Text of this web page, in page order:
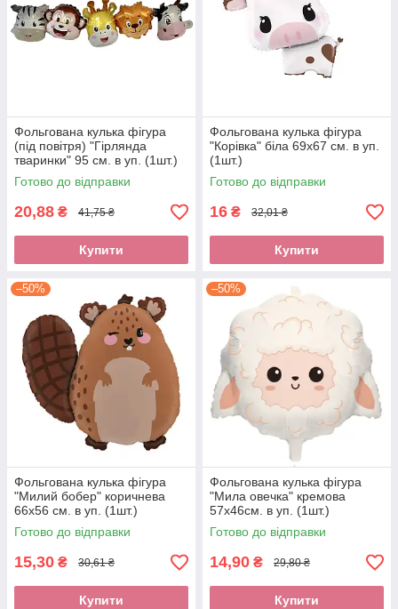
Фольгована кулька фігура
(під повітря) "Гірлянда
тваринки" 95 см. в уп. (1шт.)
Готово до відправки
20,88 ₴ 41,75 ₴
Купити
Фольгована кулька фігура
"Корівка" біла 69х67 см. в уп.
(1шт.)
Готово до відправки
16 ₴ 32,01 ₴
Купити
–50%
Фольгована кулька фігура
"Милий бобер" коричнева
66х56 см. в уп. (1шт.)
Готово до відправки
15,30 ₴ 30,61 ₴
Купити
–50%
Фольгована кулька фігура
"Мила овечка" кремова
57x46см. в уп. (1шт.)
Готово до відправки
14,90 ₴ 29,80 ₴
Купити